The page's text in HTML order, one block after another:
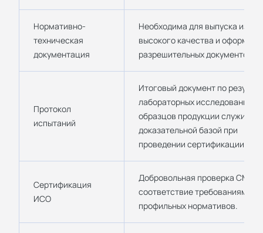
Нормативно-
техническая
документация
Необходима для выпуска
высокого качества и
разрешительных документов.
Протокол
испытаний
Итоговый документ по
лабораторных исследований
образцов продукции служит
доказательной базой при
проведении сертификации.
Сертификация
ИСО
Добровольная проверка СМК
соответствие требованиям
профильных нормативов.